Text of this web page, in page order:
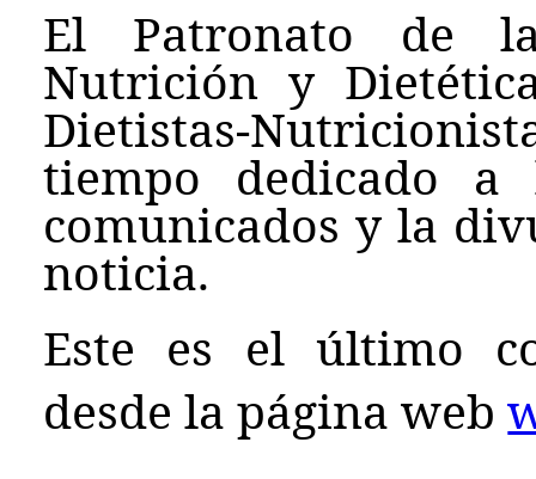
El Patronato de
Nutrición y
Dietistas-
tiempo dedicado
comunicados y la
noticia.
Este es el último
desde la página web